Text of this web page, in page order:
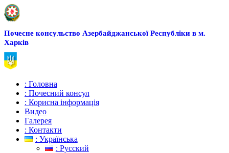
Почесне консульство Азербайджанської Республіки в м.
Харків
: Головна
: Почесний консул
: Корисна інформація
Видео
Галерея
: Контакти
: Українська
: Русский